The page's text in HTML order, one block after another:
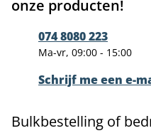
onze producten!
074 8080 223
Ma-vr, 09:00 - 15:00
Schrijf me een e-
Bulkbestelling of